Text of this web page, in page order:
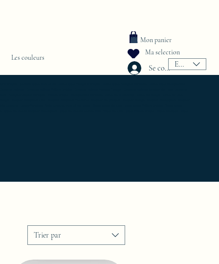
Les couleurs
Mon panier
Ma selection
Se connecterEUR (€)
Trier par